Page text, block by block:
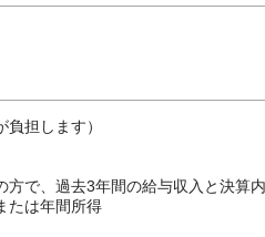
担します）
で、過去3年間の給与収入と決算
たは年間所得